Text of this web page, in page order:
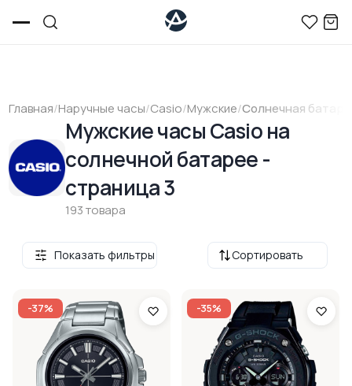
Главная/Наручные часы/Casio/Мужские/Солнечная
Мужские часы Casio на
солнечной батарее -
страница 3
193 товара
Сортировать
Показать фильтры
-37% -35%